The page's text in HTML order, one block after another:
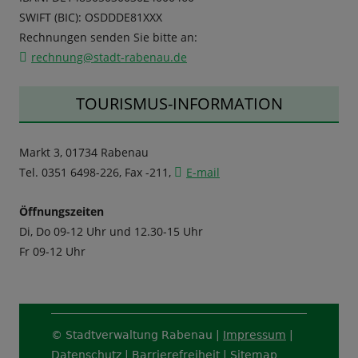
SWIFT (BIC): OSDDDE81XXX
Rechnungen senden Sie bitte an:
rechnung@stadt-rabenau.de
TOURISMUS-INFORMATION
Markt 3, 01734 Rabenau
Tel. 0351 6498-226, Fax -211,
E-mail
Öffnungszeiten
Di, Do 09-12 Uhr und 12.30-15 Uhr
Fr 09-12 Uhr
Footer
Content
© Stadtverwaltung Rabenau | Impressum
Datenschutz
Barrierefreiheit Sitemap